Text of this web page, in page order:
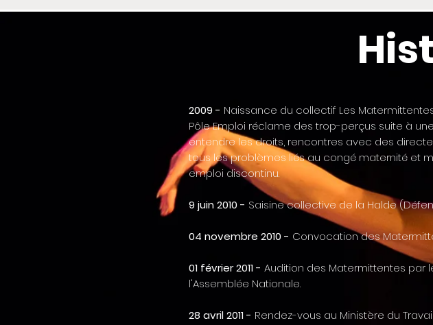
2009 - Naissance du collectif Les
Pôle Emploi réclame des trop-perçus suite à
entendre les droits, rencontres avec des
tous les problèmes liés au congé maternité et
emploi discontinu.
9 juin 2010 - Saisine collective de la Halde
04 novembre 2010 - Convocation des
01 février 2011 - Audition des Matermittentes par
l'Assemblée Nationale.
28 avril 2011 - Rendez-vous au Ministère du